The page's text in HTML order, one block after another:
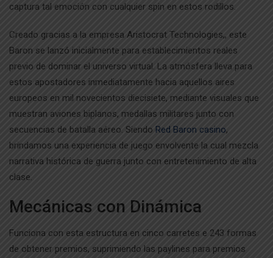
captura tal emoción con cualquier spin en estos rodillos.
Creado gracias a la empresa Aristocrat Technologies,, este
Baron se lanzó inicialmente para establecimientos reales
previo de dominar el universo virtual. La atmósfera lleva para
estos apostadores inmediatamente hacia aquellos aires
europeos en mil novecientos diecisiete, mediante visuales que
muestran aviones biplanos, medallas militares junto con
secuencias de batalla aéreo. Siendo Red Baron casino,
brindamos una experiencia de juego envolvente la cual mezcla
narrativa histórica de guerra junto con entretenimiento de alta
clase.
Mecánicas con Dinámica
Funciona con esta estructura en cinco carretes e 243 formas
de obtener premios, suprimiendo las paylines para premios